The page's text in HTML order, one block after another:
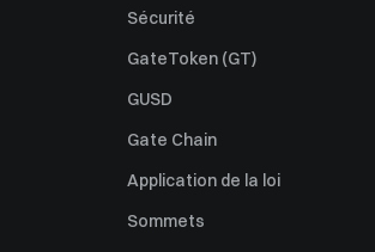
Sécurité
GateToken (GT)
GUSD
Gate Chain
Application de la loi
Sommets